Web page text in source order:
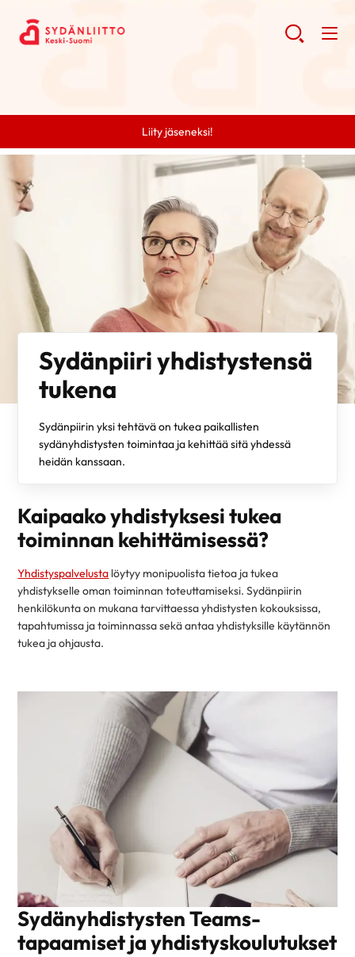
Liity jäseneksi!
Sydänpiiri yhdistystensä
tukena
Sydänpiirin yksi tehtävä on tukea paikallisten
sydänyhdistysten toimintaa ja kehittää sitä yhdessä
heidän kanssaan.
Kaipaako yhdistyksesi tukea
toiminnan kehittämisessä?
Yhdistyspalvelusta löytyy monipuolista tietoa ja tukea
yhdistykselle oman toiminnan toteuttamiseksi. Sydänpiirin
henkilökunta on mukana tarvittaessa yhdistysten kokouksissa,
tapahtumissa ja toiminnassa sekä antaa yhdistyksille käytännön
tukea ja ohjausta.
Sydänyhdistysten Teams-
tapaamiset ja yhdistyskoulutukset